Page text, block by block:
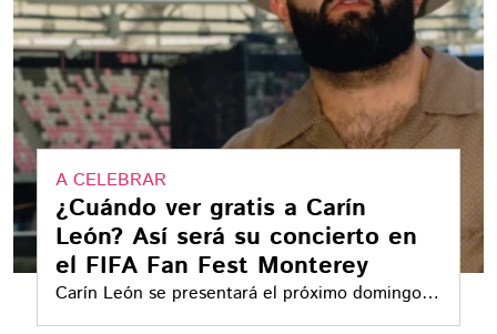
A CELEBRAR
¿Cuándo ver gratis a Carín
León? Así será su concierto en
el FIFA Fan Fest Monterey
Carín León se presentará el próximo domingo
19 de julio en el FIFA Fan Fest Monterrey